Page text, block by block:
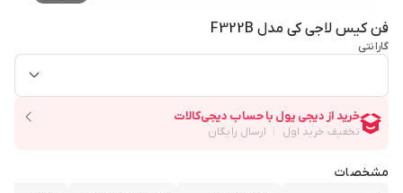
فن کیس لاجی کی مدل F322B
گارانتی
مشخصات